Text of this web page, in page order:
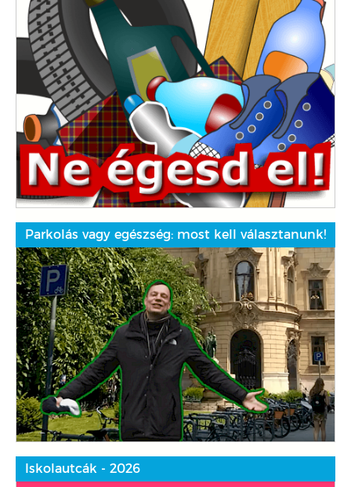
Parkolás vagy egészség: most kell választanunk!
Iskolautcák - 2026